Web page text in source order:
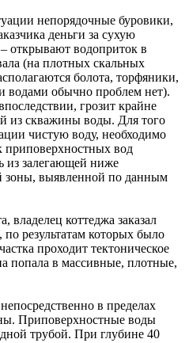
непорядочные буровики,
деньги за сухую
открывают водоприток в
(на плотных скальных
болота, торфяники,
водами обычно проблем нет).
грозит крайне
из скважины воды. Для того
чистую воду, необходимо
приповерхностных вод
из залегающей ниже
зоны, выявленной по данным
владелец коттеджа заказал
по результатам которых было
проходит тектоническое
попала в массивные, плотные,
в пределах
Приповерхностные воды
трубой. При глубине 40